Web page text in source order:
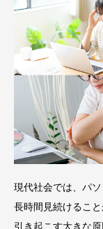
現代社会では、パ
長時間見続けるこ
引き起こす大きな原